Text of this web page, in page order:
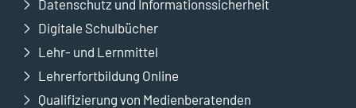
Datenschutz und Informationssicherheit
Digitale Schulbücher
Lehr- und Lernmittel
Lehrerfortbildung Online
Qualifizierung von Medienberatenden